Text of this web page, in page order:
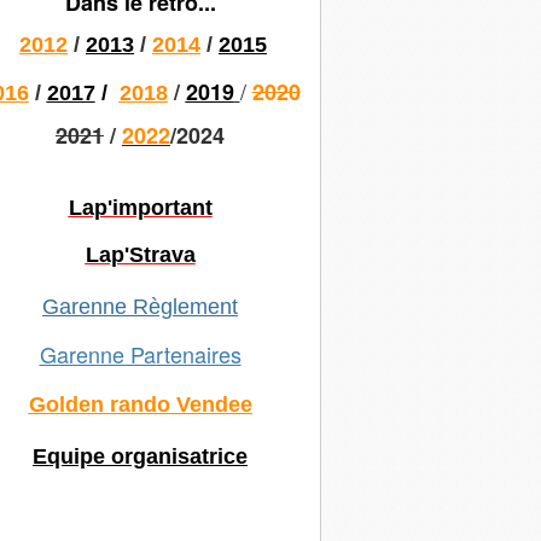
2012 / 2013 / 2014 / 2015
/ 2017/ 2018 / 2019 /2020
2021/2022/2024
Lap'important
Lap'Strava
Garenne Règlement
Garenne Partenaires
Golden rando Vendee
Equipe organisatrice